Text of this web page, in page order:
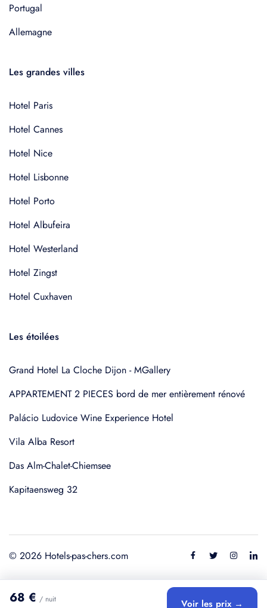
68 € / nuit Voir les prix →
Portugal
Allemagne
Les grandes villes
Hotel Paris
Hotel Cannes
Hotel Nice
Hotel Lisbonne
Hotel Porto
Hotel Albufeira
Hotel Westerland
Hotel Zingst
Hotel Cuxhaven
Les étoilées
Grand Hotel La Cloche Dijon - MGallery
APPARTEMENT 2 PIECES bord de mer entièrement rénové
Palácio Ludovice Wine Experience Hotel
Vila Alba Resort
Das Alm-Chalet-Chiemsee
Kapitaensweg 32
© 2026 Hotels-pas-chers.com